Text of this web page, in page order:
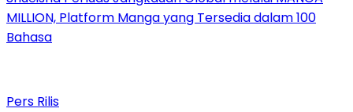
MILLION, Platform Manga yang Tersedia dalam 100
Bahasa
Pers Rilis